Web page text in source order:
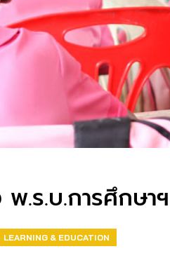
พ.ร.บ.การศึกษ
LEARNING & EDUCATION